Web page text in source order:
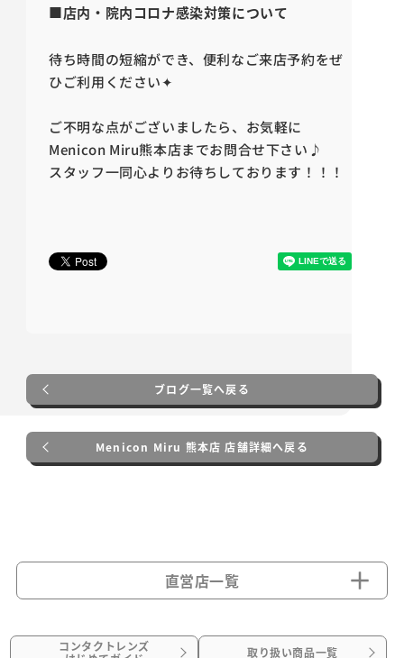
■店内・院内コロナ感染対策について
待ち時間の短縮ができ、便利なご来店予約をぜ
ひご利用ください✦
ご不明な点がございましたら、お気軽に
Menicon Miru熊本店までお問合せ下さい♪
スタッフ一同心よりお待ちしております！！！
ブログ一覧へ戻る
Menicon Miru 熊本店 店舗詳細へ戻る
直営店一覧
コンタクトレンズ 取り扱い商品一覧